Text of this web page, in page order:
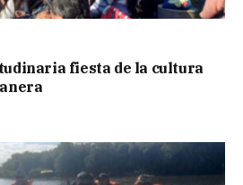
fiesta de la cultura